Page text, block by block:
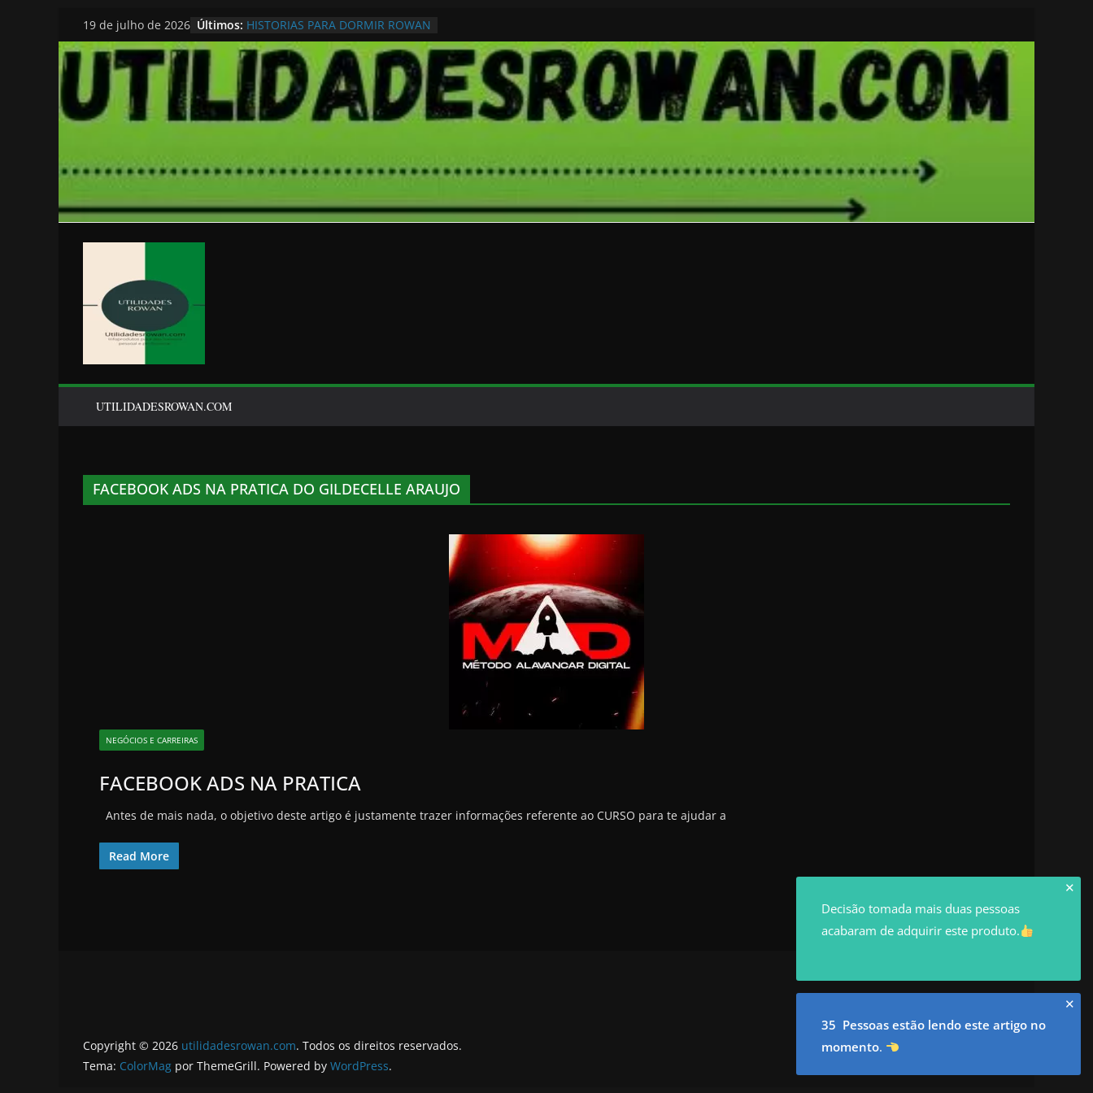
Pular
para
o
conteúdo
19 de julho de 2026 Últimos: HISTORIAS PARA DORMIR ROWAN
UTILIDADESROWAN.COM
FACEBOOK ADS NA PRATICA DO GILDECELLE ARAUJO
NEGÓCIOS E CARREIRAS
FACEBOOK ADS NA PRATICA
Antes de mais nada, o objetivo deste artigo é justamente trazer informações referente ao CURSO para te ajudar a
Read More
Copyright © 2026 utilidadesrowan.com. Todos os direitos reservados.
Tema: ColorMag por ThemeGrill. Powered by WordPress.
✕
Decisão tomada mais duas pessoas
acabaram de adquirir este produto.
✕
35 Pessoas estão lendo este artigo no
momento.